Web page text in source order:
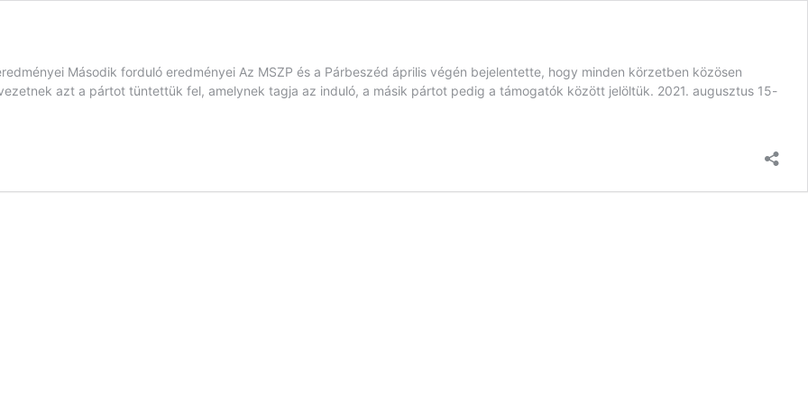
Második forduló eredményei Az MSZP és a Párbeszéd április végén bejelentette, hogy minden körzetben közösen
azt a pártot tüntettük fel, amelynek tagja az induló, a másik pártot pedig a támogatók között jelöltük. 2021. augusztus 15-